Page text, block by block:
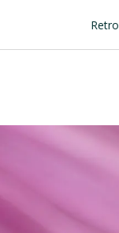
Retrouve Luz